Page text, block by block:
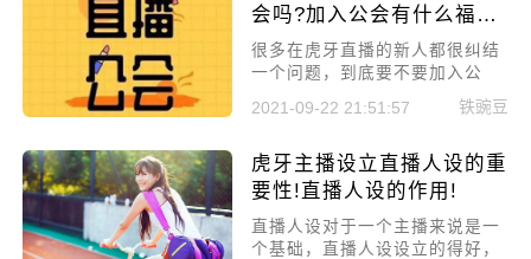
会吗?加入公会有什么福
利！
很多在虎牙直播的新人都很纠结
一个问题，到底要不要加入公
会，今天小编就来给大家讲讲虎
牙新人主播有必要加入公会吗?
2021-09-22 21:51:57 铁豌豆
虎牙主播设立直播人设的重
要性!直播人设的作用!
直播人设对于一个主播来说是一
个基础，直播人设设立的得好，